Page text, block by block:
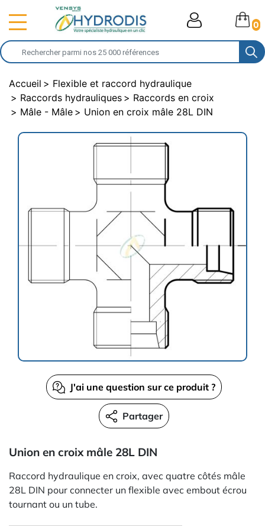
0
Accueil
Flexible et raccord hydraulique
Raccords hydrauliques
Raccords en croix
Mâle - Mâle
Union en croix mâle 28L DIN
J'ai une question sur ce produit ?
Partager
Union en croix mâle 28L DIN
Raccord hydraulique en croix, avec quatre côtés mâle
28L DIN pour connecter un flexible avec embout écrou
tournant ou un tube.